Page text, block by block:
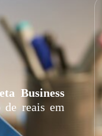
Business
reais em